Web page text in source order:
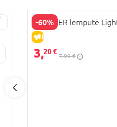
-60%
IŠPARDAVIMAS
GLOBBER lemputė
3,20 €
7,99 €